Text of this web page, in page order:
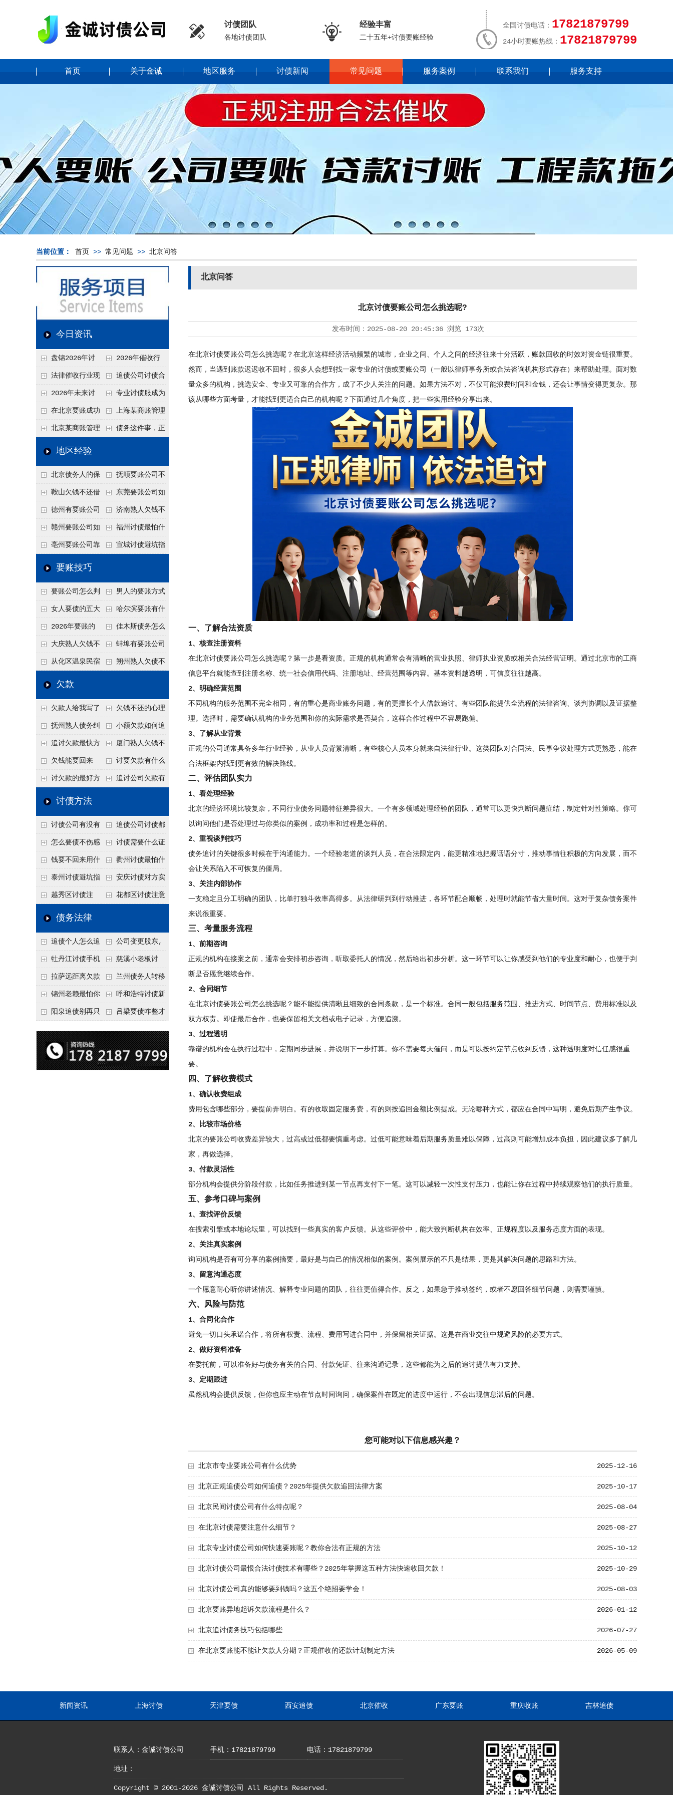
 讨债团队
各地讨债团队  经验丰富
二十五年+讨债要账经验
全国讨债电话： 17821879799
24小时要账热线： 17821879799
首页 关于金诚 地区服务 讨债新闻 常见问题 服务案例 联系我们 服务支持
当前位置： 首页 >> 常见问题 >> 北京问答
今日资讯
盘锦2026年讨
债新趋势
2026年催收行
业发展现状、竞争格
局及未来趋势分析
法律催收行业现
状、合规痛点与未来
发展趋势深度解析
追债公司讨债合
法方法总结
2026年未来讨
债要账公司发展趋势
专业讨债服成为
2026年的发展趋势
在北京要账成功
率高吗？未来追账公
司发展趋势引发行业
上海某商账管理
机构聚焦合规服务
北京某商账管理
服务机构持续提升合
力企业化解应收账款
难题
债务这件事，正
地区经验
北京债务人的保
证人能不能找？担保
人的连带责任怎么追
抚顺要账公司不
敢透漏的追回方法是
什么？
鞍山欠钱不还借
口太多？2026年这3
句反问话术，直接把
他后路堵死
东莞要账公司如
何有效要账讨债？20
26年合法追债经验总
结！
德州有要账公司
吗？如何合法讨债才
不沾风险？
济南熟人欠钱不
还？
赣州要账公司如
何有效讨债？合法追
债四步秘籍
福州讨债最怕什
么？2026年这两个关
亳州要账公司靠
谱吗？合法讨债四步
宣城讨债避坑指
回！
要账技巧
要账公司怎么判
断这个案子能不能
接？接案评估的标准
男人的要账方式
是什么呢？
女人要债的五大
绝招,轻松搞定
哈尔滨要账有什
么合法手段？2026年
最新追账方式总结！
2026年要账的
七个小方法
佳木斯债务怎么
追回呢？2026年成功
要账就用这2招
大庆熟人欠钱不
还躲猫猫？2026年这
个“诉前调解”成功率
蚌埠有要账公司
吗？2026年这3个方
从化区温泉民宿
老板借钱不还？2026
施压，立马主动结清
朔州熟人欠债不
死账变活
欠款
欠款人给我写了
还款计划书有用吗？
书面承诺的法律效力
欠钱不还的心理
是什么？读懂欠款人
的心态催收事半功倍
抚州熟人债务纠
纷咋办？这一招好开
口
小额欠款如何追
讨
追讨欠款最快方
法是什么？
厦门熟人欠钱不
还？2026年合法秘
籍！
欠钱能要回来
吗？
讨要欠款有什么
好办法
讨欠款的最好方 追讨公司欠款有
讨债方法
讨债公司有没有
行业协会？正规机构
的行业自律和认证
追债公司讨债都
有哪些手段
怎么要债不伤感
情？
讨债需要什么证
据
钱要不回来用什
么方法要回来
衢州讨债最怕什
么？2026年这两个关
键细节，做错就很难
泰州讨债避坑指
南：2026年这2个细
节不注意，钱很难要
安庆讨债对方实
在没钱咋办？
越秀区讨债注
意！没有借条只有微
把钱要回来
花都区讨债注意
节点”催收最有效
债务法律
追债个人怎么追
回呢？2026年最新绝
招选择！
公司变更股东,
变更前的债权债务谁
承担
牡丹江讨债手机
搞定：2026年线上立
案追债全流程，足不
出户
慈溪小老板讨
债，2026年这2个本
地行业协会出面，比
法院传票快
拉萨远距离欠款
对方在牧区联系不
上，2026年委托当地
兰州债务人转移
财产后申请破产，20
26年破产程序里还能
锦州老赖最怕你
懂这1条，2026
罪”详解，能判刑
呼和浩特讨债新
招：2026年用“律师
成本低见效快
阳泉追债别再只
类隐形财产（公积
金、保单）也能执行
吕梁要债咋整才
调解渠道，比找公司
强
北京问答
北京讨债要账公司怎么挑选呢?
发布时间： 2025-08-20 20:45:36 浏览 173次
在北京讨债要账公司怎么挑选呢？在北京这样经济活动频繁的城市，企业之间、个人之间的经济往来十分活跃，账款回收的时效对资金链很重要。
然而，当遇到账款迟迟收不回时，很多人会想到找一家专业的讨债或要账公司（一般以律师事务所或合法咨询机构形式存在）来帮助处理。面对数
量众多的机构，挑选安全、专业又可靠的合作方，成了不少人关注的问题。如果方法不对，不仅可能浪费时间和金钱，还会让事情变得更复杂。那
该从哪些方面考量，才能找到更适合自己的机构呢？下面通过几个角度，把一些实用经验分享出来。
一、了解合法资质
1、核查注册资料
在北京讨债要账公司怎么挑选呢？第一步是看资质。正规的机构通常会有清晰的营业执照、律师执业资质或相关合法经营证明。通过北京市的工商
信息平台就能查到注册名称、统一社会信用代码、注册地址、经营范围等内容。基本资料越透明，可信度往往越高。
2、明确经营范围
不同机构的服务范围不完全相同，有的重心是商业账务问题，有的更擅长个人借款追讨。有些团队能提供全流程的法律咨询、谈判协调以及证据整
理。选择时，需要确认机构的业务范围和你的实际需求是否契合，这样合作过程中不容易跑偏。
3、了解从业背景
正规的公司通常具备多年行业经验，从业人员背景清晰，有些核心人员本身就来自法律行业。这类团队对合同法、民事争议处理方式更熟悉，能在
合法框架内找到更有效的解决路线。
二、评估团队实力
1、看处理经验
北京的经济环境比较复杂，不同行业债务问题特征差异很大。一个有多领域处理经验的团队，通常可以更快判断问题症结，制定针对性策略。你可
以询问他们是否处理过与你类似的案例，成功率和过程是怎样的。
2、重视谈判技巧
债务追讨的关键很多时候在于沟通能力。一个经验老道的谈判人员，在合法限定内，能更精准地把握话语分寸，推动事情往积极的方向发展，而不
会让关系陷入不可恢复的僵局。
3、关注内部协作
一支稳定且分工明确的团队，比单打独斗效率高得多。从法律研判到行动推进，各环节配合顺畅，处理时就能节省大量时间。这对于复杂债务案件
来说很重要。
三、考量服务流程
1、前期咨询
正规的机构在接案之前，通常会安排初步咨询，听取委托人的情况，然后给出初步分析。这一环节可以让你感受到他们的专业度和耐心，也便于判
断是否愿意继续合作。
2、合同细节
在北京讨债要账公司怎么挑选呢？能不能提供清晰且细致的合同条款，是一个标准。合同一般包括服务范围、推进方式、时间节点、费用标准以及
双方权责。即使最后合作，也要保留相关文档或电子记录，方便追溯。
3、过程透明
靠谱的机构会在执行过程中，定期同步进展，并说明下一步打算。你不需要每天催问，而是可以按约定节点收到反馈，这种透明度对信任感很重
要。
四、了解收费模式
1、确认收费组成
费用包含哪些部分，要提前弄明白。有的收取固定服务费，有的则按追回金额比例提成。无论哪种方式，都应在合同中写明，避免后期产生争议。
2、比较市场价格
北京的要账公司收费差异较大，过高或过低都要慎重考虑。过低可能意味着后期服务质量难以保障，过高则可能增加成本负担，因此建议多了解几
家，再做选择。
3、付款灵活性
部分机构会提供分阶段付款，比如任务推进到某一节点再支付下一笔。这可以减轻一次性支付压力，也能让你在过程中持续观察他们的执行质量。
五、参考口碑与案例
1、查找评价反馈
在搜索引擎或本地论坛里，可以找到一些真实的客户反馈。从这些评价中，能大致判断机构在效率、正规程度以及服务态度方面的表现。
2、关注真实案例
询问机构是否有可分享的案例摘要，最好是与自己的情况相似的案例。案例展示的不只是结果，更是其解决问题的思路和方法。
3、留意沟通态度
一个愿意耐心听你讲述情况、解释专业问题的团队，往往更值得合作。反之，如果急于推动签约，或者不愿回答细节问题，则需要谨慎。
六、风险与防范
1、合同化合作
避免一切口头承诺合作，将所有权责、流程、费用写进合同中，并保留相关证据。这是在商业交往中规避风险的必要方式。
2、做好资料准备
在委托前，可以准备好与债务有关的合同、付款凭证、往来沟通记录，这些都能为之后的追讨提供有力支持。
3、定期跟进
虽然机构会提供反馈，但你也应主动在节点时间询问，确保案件在既定的进度中运行，不会出现信息滞后的问题。
您可能对以下信息感兴趣？
2025-12-16
北京市专业要账公司有什么优势
2025-10-17
北京正规追债公司如何追债？2025年提供欠款追回法律方案
2025-08-04
北京民间讨债公司有什么特点呢？
2025-08-27
在北京讨债需要注意什么细节？
2025-10-12
北京专业讨债公司如何快速要账呢？教你合法有正规的方法
2025-10-29
北京讨债公司最恨合法讨债技术有哪些？2025年掌握这五种方法快速收回欠款！
2025-08-03
北京讨债公司真的能够要到钱吗？这五个绝招要学会！
2026-01-12
北京要账异地起诉欠款流程是什么？
2026-07-27
北京追讨债务技巧包括哪些
2026-05-09
在北京要账能不能让欠款人分期？正规催收的还款计划制定方法
新闻资讯 上海讨债 天津要债 西安追债 北京催收 广东要账 重庆收账 吉林追债
联系人：金诚讨债公司 手机：17821879799 电话：17821879799
地址：
Copyright © 2001-2026 金诚讨债公司 All Rights Reserved.